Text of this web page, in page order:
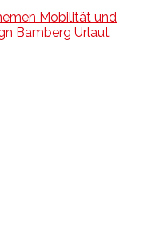
Mobilität und
Bamberg Urlaut